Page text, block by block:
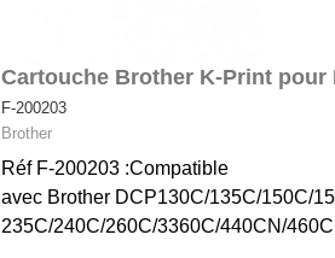
Cartouche Brother K-Print pour
F-200203
Brother
Réf F-200203 :Compatible
avec Brother DCP130C/135C/150C/
235C/240C/260C/3360C/440CN/